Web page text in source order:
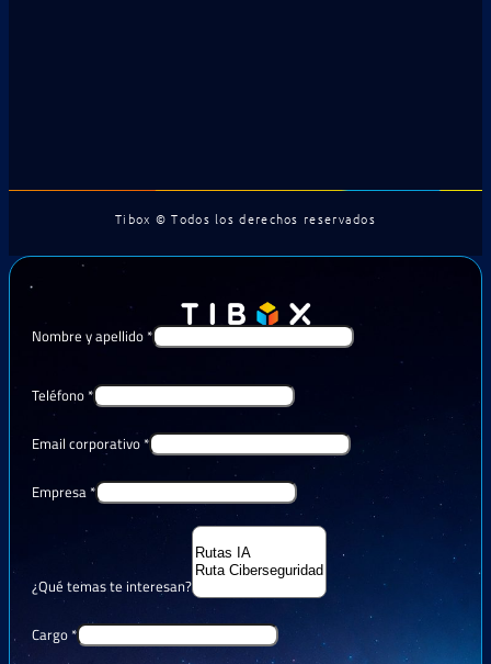
Tibox © Todos los derechos reservados
Nombre y apellido *
Teléfono *
Email corporativo *
Empresa *
¿Qué temas te interesan?
Cargo *